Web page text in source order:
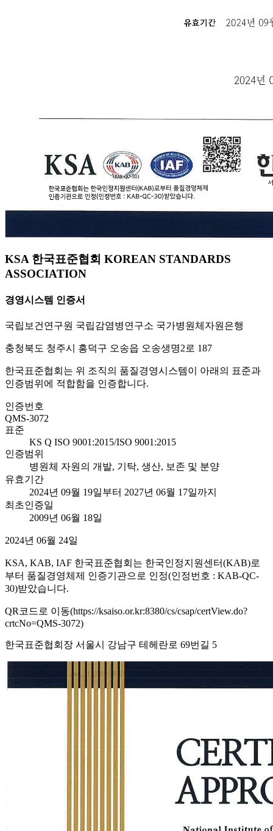
KSA 한국표준협회 KOREAN STANDARDS
ASSOCIATION
경영시스템 인증서
국립보건연구원 국립감염병연구소 국가병원체자원은행
충청북도 청주시 흥덕구 오송읍 오송생명2로 187
한국표준협회는 위 조직의 품질경영시스템이 아래의 표준과
인증범위에 적합함을 인증합니다.
인증번호
QMS-3072
표준
KS Q ISO 9001:2015/ISO 9001:2015
인증범위
병원체 자원의 개발, 기탁, 생산, 보존 및 분양
유효기간
2024년 09월 19일부터 2027년 06월 17일까지
최초인증일
2009년 06월 18일
2024년 06월 24일
KSA, KAB, IAF 한국표준협회는 한국인정지원센터(KAB)로
부터 품질경영체제 인증기관으로 인정(인정번호 : KAB-QC-
30)받았습니다.
QR코드로 이동(https://ksaiso.or.kr:8380/cs/csap/certView.do?
crtcNo=QMS-3072)
한국표준협회장 서울시 강남구 테헤란로 69번길 5